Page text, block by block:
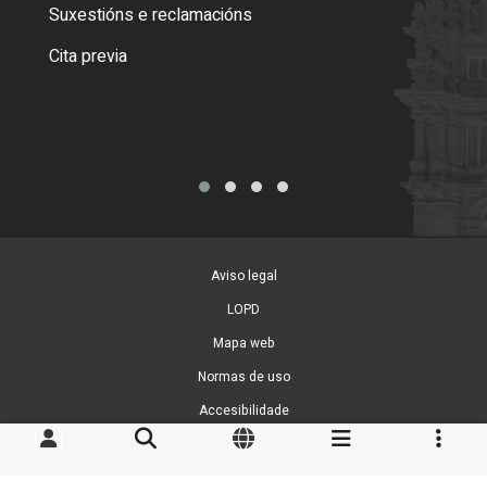
Suxestións e reclamacións
Cita previa
Aviso legal
LOPD
Mapa web
Normas de uso
Accesibilidade
Xestión de cookies